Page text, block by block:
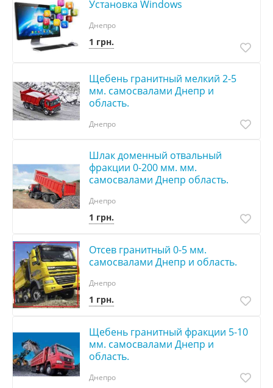
Установка Windows
1 грн.
Днепро
Щебень гранитный мелкий 2-5
мм. самосвалами Днепр и
область.
Днепро
Шлак доменный отвальный
фракции 0-200 мм. мм.
самосвалами Днепр область.
1 грн.
Днепро
Отсев гранитный 0-5 мм.
самосвалами Днепр и область.
1 грн.
Днепро
Щебень гранитный фракции 5-10
мм. самосвалами Днепр и
область.
Днепро